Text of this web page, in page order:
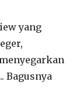
yang
Bagusnya